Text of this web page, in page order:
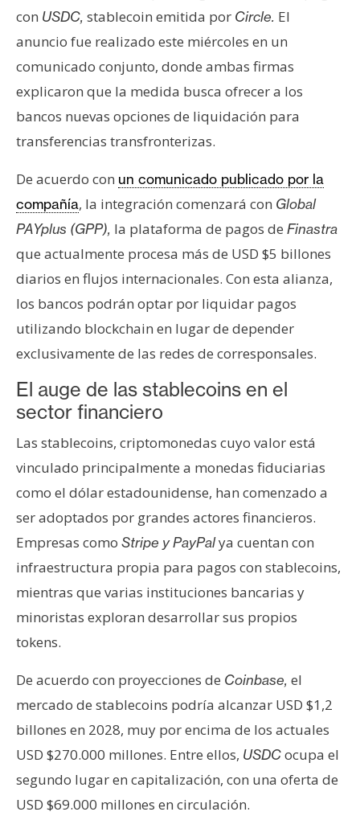
l
i
s
o
t
a
s
d
e
P
e
n
s
a
e
m
a
s
R
e
u
r
o
s
C
o
con USDC, stablecoin emitida por Circle. El
anuncio fue realizado este miércoles en un
comunicado conjunto, donde ambas firmas
explicaron que la medida busca ofrecer a los
bancos nuevas opciones de liquidación para
transferencias transfronterizas.
De acuerdo con un comunicado publicado por la
compañía, la integración comenzará con Global
PAYplus (GPP), la plataforma de pagos de Finastra
que actualmente procesa más de USD $5 billones
diarios en flujos internacionales. Con esta alianza,
los bancos podrán optar por liquidar pagos
utilizando blockchain en lugar de depender
exclusivamente de las redes de corresponsales.
El auge de las stablecoins en el
sector financiero
Las stablecoins, criptomonedas cuyo valor está
vinculado principalmente a monedas fiduciarias
como el dólar estadounidense, han comenzado a
ser adoptados por grandes actores financieros.
Empresas como Stripe y PayPalya cuentan con
infraestructura propia para pagos con stablecoins,
mientras que varias instituciones bancarias y
minoristas exploran desarrollar sus propios
tokens.
De acuerdo con proyecciones de Coinbase, el
mercado de stablecoins podría alcanzar USD $1,2
billones en 2028, muy por encima de los actuales
USD $270.000 millones. Entre ellos, USDCocupa el
segundo lugar en capitalización, con una oferta de
USD $69.000 millones en circulación.